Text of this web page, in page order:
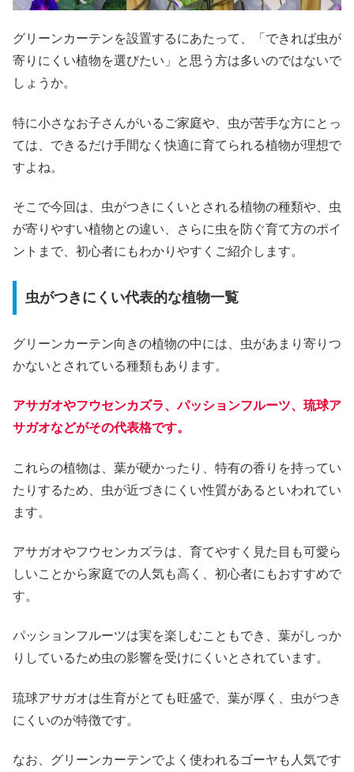
グリーンカーテンを設置するにあたって、「できれば虫が
寄りにくい植物を選びたい」と思う方は多いのではないで
しょうか。
特に小さなお子さんがいるご家庭や、虫が苦手な方にとっ
ては、できるだけ手間なく快適に育てられる植物が理想で
すよね。
そこで今回は、虫がつきにくいとされる植物の種類や、虫
が寄りやすい植物との違い、さらに虫を防ぐ育て方のポイ
ントまで、初心者にもわかりやすくご紹介します。
虫がつきにくい代表的な植物一覧
グリーンカーテン向きの植物の中には、虫があまり寄りつ
かないとされている種類もあります。
アサガオやフウセンカズラ、パッションフルーツ、琉球ア
サガオなどがその代表格です。
これらの植物は、葉が硬かったり、特有の香りを持ってい
たりするため、虫が近づきにくい性質があるといわれてい
ます。
アサガオやフウセンカズラは、育てやすく見た目も可愛ら
しいことから家庭での人気も高く、初心者にもおすすめで
す。
パッションフルーツは実を楽しむこともでき、葉がしっか
りしているため虫の影響を受けにくいとされています。
琉球アサガオは生育がとても旺盛で、葉が厚く、虫がつき
にくいのが特徴です。
なお、グリーンカーテンでよく使われるゴーヤも人気です